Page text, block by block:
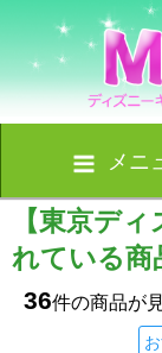
メニ
【東京デ
れている商
36件の商品が